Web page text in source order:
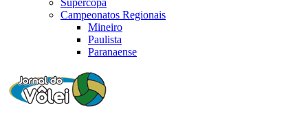
Supercopa
Campeonatos Regionais
Mineiro
Paulista
Paranaense